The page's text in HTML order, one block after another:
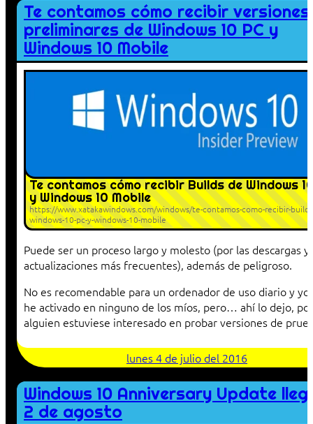
Te contamos cómo recibir versiones
preliminares de Windows 10 PC y
Windows 10 Mobile
Te contamos cómo recibir Builds de Windows
y Windows 10 Mobile
https://www.xatakawindows.com/windows/te-contamos-como-recibir-
windows-10-pc-y-windows-10-mobile
Puede ser un proceso largo y molesto (por las descargas y
actualizaciones más frecuentes), además de peligroso.
No es recomendable para un ordenador de uso diario y yo
he activado en ninguno de los míos, pero… ahí lo dejo,
alguien estuviese interesado en probar versiones de
lunes 4 de julio del 2016
Windows 10 Anniversary Update
2 de agosto